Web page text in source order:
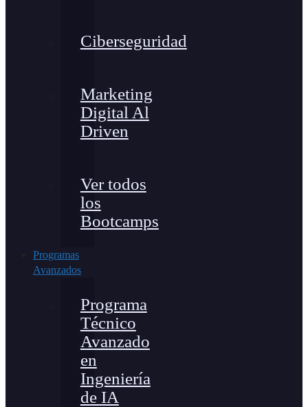
Ciberseguridad
Marketing
Digital Al
Driven
Ver todos
los
Bootcamps
Programas
Avanzados
Programa
Técnico
Avanzado
en
Ingeniería
de IA